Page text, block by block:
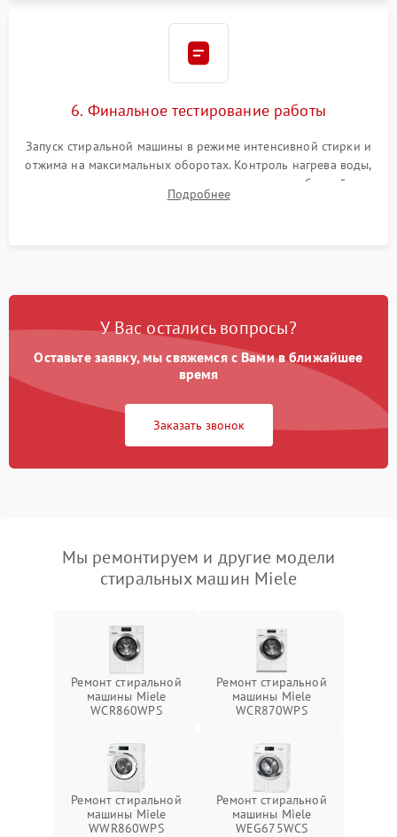
6. Финальное тестирование работы
Запуск стиральной машины в режиме интенсивной стирки и
отжима на максимальных оборотах. Контроль нагрева воды,
корректности слива, отсутствия излишних вибраций,
посторонних стуков и протечек под корпусом.
Подробнее
У Вас остались вопросы?
Оставьте заявку, мы свяжемся с Вами в ближайшее
время
Заказать звонок
Мы ремонтируем и другие модели
стиральных машин Miele
Ремонт стиральной
машины Miele
WCR860WPS
Ремонт стиральной
машины Miele
WCR870WPS
Ремонт стиральной
машины Miele
WWR860WPS
Ремонт стиральной
машины Miele
WEG675WCS